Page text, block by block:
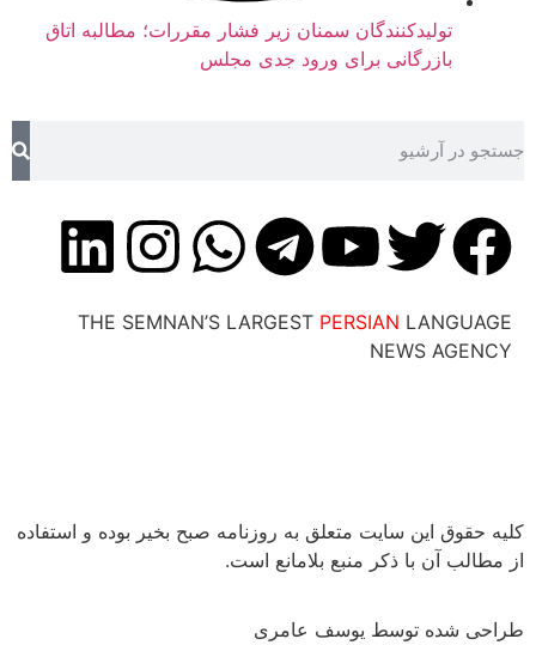
تولیدکنندگان سمنان زیر فشار مقررات؛ مطالبه اتاق
بازرگانی برای ورود جدی مجلس
THE SEMNAN’S LARGESTPERSIAN
NEWS
این سایت متعلق به روزنامه صبح بخیر بوده و استفاده
آن با ذکر منبع بلامانع است.
توسط یوسف عامری